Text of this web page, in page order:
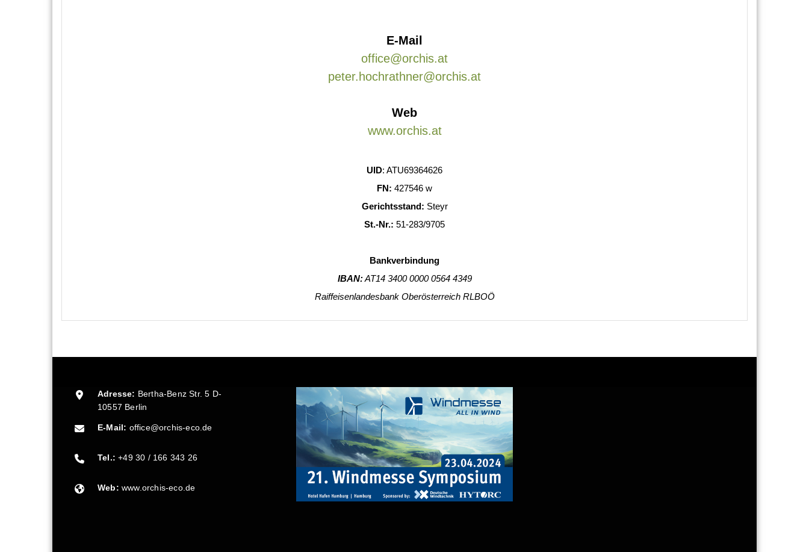
E-Mail
office@orchis.at
peter.hochrathner@orchis.at
Web
www.orchis.at
UID: ATU69364626
FN: 427546 w
Gerichtsstand: Steyr
St.-Nr.: 51-283/9705
Bankverbindung
IBAN:AT14 3400 0000 0564 4349
Raiffeisenlandesbank Oberösterreich RLBOÖ
Adresse: Bertha-Benz Str. 5 D-
10557 Berlin
E-Mail: office@orchis-eco.de
Tel.: +49 30 / 166 343 26
Web: www.orchis-eco.de